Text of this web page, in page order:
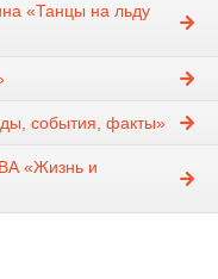
«Танцы на льду
события, факты»
«Жизнь и